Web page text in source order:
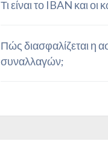
Τι είναι το IBAN και
Πώς διασφαλίζεται η
συναλλαγών;